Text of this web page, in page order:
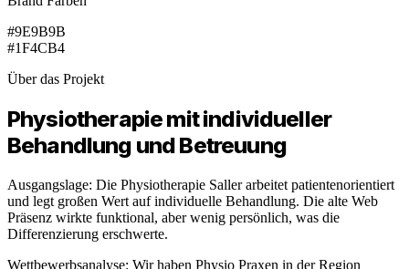
#9E9B9B
#1F4CB4
Über das Projekt
Physiotherapie mit individueller
Behandlung und Betreuung
Ausgangslage: Die Physiotherapie Saller arbeitet patientenorientiert
und legt großen Wert auf individuelle Behandlung. Die alte Web
Präsenz wirkte funktional, aber wenig persönlich, was die
Differenzierung erschwerte.
Wettbewerbsanalyse: Wir haben Physio Praxen in der Region